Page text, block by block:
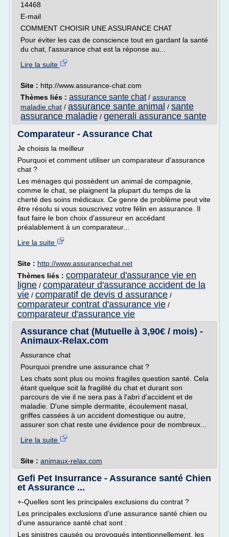
14468
E-mail
COMMENT CHOISIR UNE ASSURANCE CHAT
Pour éviter les cas de conscience tout en gardant la santé
du chat, l'assurance chat est la réponse au...
Lire la suite
Site : http://www.assurance-chat.com
Thèmes liés : assurance sante chat/ assurance
maladie chat / assurance sante animal / sante
assurance maladie / generali assurance sante
Comparateur - Assurance Chat
Je choisis la meilleur
Pourquoi et comment utiliser un comparateur d'assurance
chat ?
Les ménages qui possèdent un animal de compagnie,
comme le chat, se plaignent la plupart du temps de la
cherté des soins médicaux. Ce genre de problème peut vite
être résolu si vous souscrivez votre félin en assurance. Il
faut faire le bon choix d'assureur en accédant
préalablement à un comparateur...
Lire la suite
Site : http://www.assurancechat.net
Thèmes liés : comparateur d'assurance vie en
ligne / comparateur d'assurance accident de la
vie / comparatif de devis d assurance /
comparateur contrat d'assurance vie /
comparateur d'assurance vie
Assurance chat (Mutuelle à 3,90€ / mois) -
Animaux-Relax.com
Assurance chat
Pourquoi prendre une assurance chat ?
Les chats sont plus ou moins fragiles question santé. Cela
étant quelque soit la fragilité du chat et durant son
parcours de vie il ne sera pas à l'abri d'accident et de
maladie. D'une simple dermatite, écoulement nasal,
griffes cassées à un accident domestique ou autre,
assurer son chat reste une évidence pour de nombreux...
Lire la suite
Site : animaux-relax.com
Gefi Pet Insurrance - Assurance santé Chien
et Assurance ...
+-Quelles sont les principales exclusions du contrat ?
Les principales exclusions d'une assurance santé chien ou
d'une assurance santé chat sont :
Les sinistres causés ou provoqués intentionnellement, les